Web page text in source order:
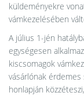
küldeményekre
vámkezelésében
A július 1-jén
egységesen
kiscsomagok
vásárlónak érdemes
honlapján